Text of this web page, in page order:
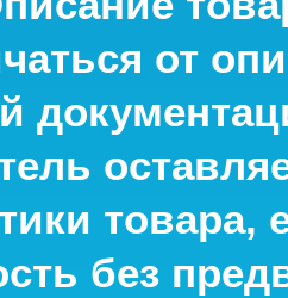
от
без